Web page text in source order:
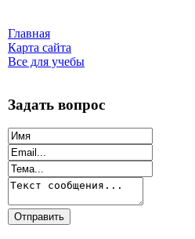
Главная
Карта сайта
Все для учебы
Задать вопрос